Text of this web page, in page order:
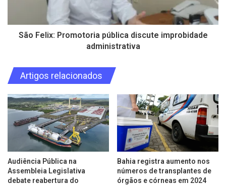
São Felix: Promotoria pública discute improbidade
administrativa
Artigos relacionados
Audiência Pública na
Assembleia Legislativa
debate reabertura do
Bahia registra aumento nos
números de transplantes de
órgãos e córneas em 2024